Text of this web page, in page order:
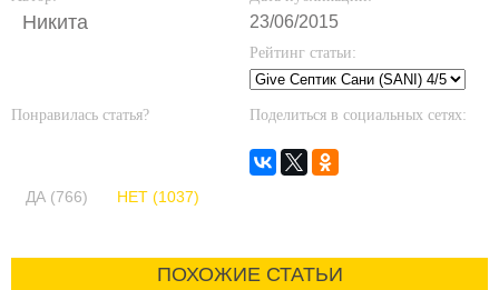
Никита 23/06/2015
Рейтинг статьи:
Понравилась статья?
ДА (766) НЕТ (1037)
Поделиться в социальных сетях:
ПОХОЖИЕ СТАТЬИ